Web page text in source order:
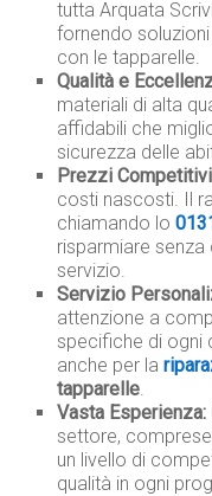
tutta Arquata
fornendo
con le tapparelle.
Qualità e
materiali di alta
affidabili che
sicurezza delle
Prezzi
costi nascosti. Il
chiamando lo
risparmiare
servizio.
Servizio
attenzione a
specifiche di ogni
anche per la
tapparelle.
Vasta Esperienza:
settore,
un livello di
qualità in ogni